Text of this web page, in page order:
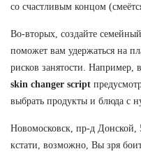
со счастливым концом
Во-вторых, создайте
поможет вам удержаться на
рисков занятости. Например,
skin changer script
выбрать продукты и блюда с
Новомосковск, пр-д
кстати, возможно, Вы зря